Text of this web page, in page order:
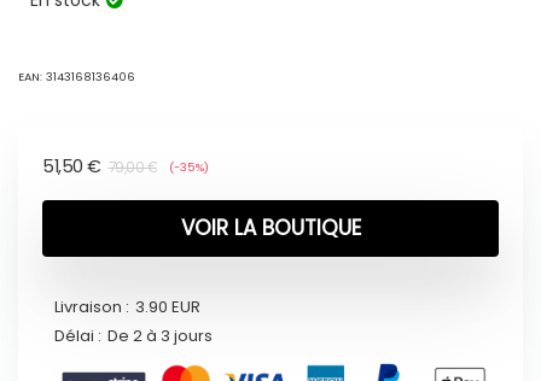
EAN: 3143168136406
79,00€
51,50 € (-35%)
VOIR LA BOUTIQUE
Livraison : 3.90 EUR
Délai : De 2 à 3 jours